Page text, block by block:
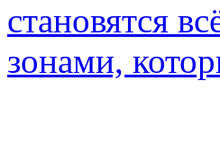
становятся
зонами,